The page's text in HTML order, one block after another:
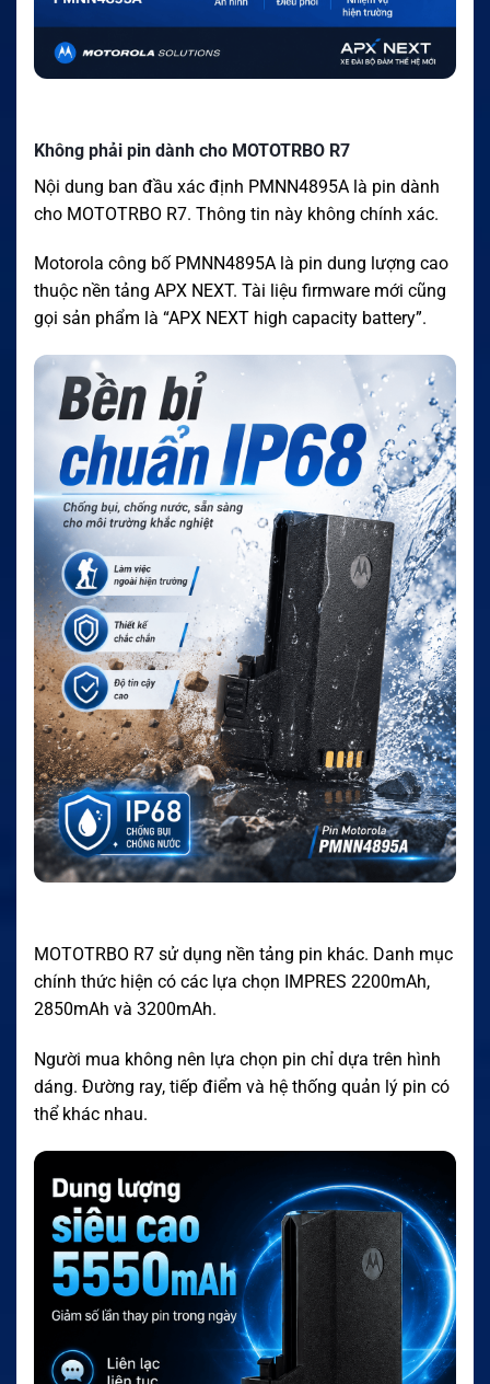
Không phải pin dành cho MOTOTRBO R7
Nội dung ban đầu xác định PMNN4895A là pin dành
cho MOTOTRBO R7. Thông tin này không chính xác.
Motorola công bố PMNN4895A là pin dung lượng cao
thuộc nền tảng APX NEXT. Tài liệu firmware mới cũng
gọi sản phẩm là “APX NEXT high capacity battery”.
MOTOTRBO R7 sử dụng nền tảng pin khác. Danh mục
chính thức hiện có các lựa chọn IMPRES 2200mAh,
2850mAh và 3200mAh.
Người mua không nên lựa chọn pin chỉ dựa trên hình
dáng. Đường ray, tiếp điểm và hệ thống quản lý pin có
thể khác nhau.